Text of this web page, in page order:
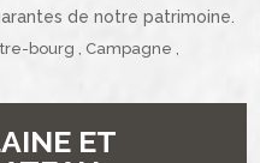
de notre patrimoine.
bourg
Campagne